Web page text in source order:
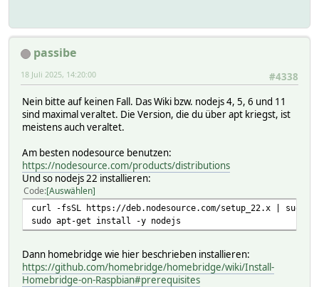
passibe
#4338
18 Juli 2025, 14:20:00
Nein bitte auf keinen Fall. Das Wiki bzw. nodejs 4, 5, 6 und 11
sind maximal veraltet. Die Version, die du über apt kriegst, ist
meistens auch veraltet.
Am besten nodesource benutzen:
https://nodesource.com/products/distributions
Und so nodejs 22 installieren:
Code Auswählen
curl -fsSL https://deb.nodesource.com/setup_22.x | sudo -
sudo apt-get install -y nodejs
Dann homebridge wie hier beschrieben installieren:
https://github.com/homebridge/homebridge/wiki/Install-
Homebridge-on-Raspbian#prerequisites